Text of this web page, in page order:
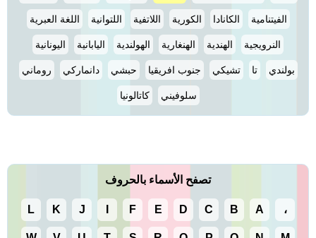
الفيتنامية الكانادا الكورية اللاتفية اللتوانية اللغة العبرية
النرويجية الهندية الهنغارية الهولندية اليابانية اليونانية
بولندي تا تشيكي جنوب افريقيا حبشي دانماركي روماني
سلوفيني كاتالونيا
تصفح الأسماء بالحروف
، A
B
C
D
E
F
J
K
L